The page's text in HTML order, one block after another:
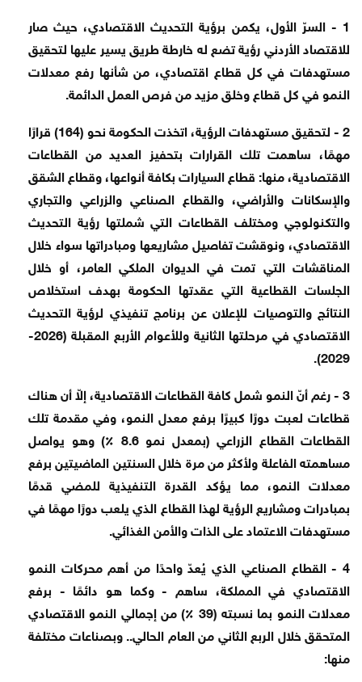
1 - السرّ الأول، يكمن برؤية التحديث الاقتصادي، حيث صار
للاقتصاد الأردني رؤية تضع له خارطة طريق يسير عليها لتحقيق
مستهدفات في كل قطاع اقتصادي، من شأنها رفع معدلات
النمو في كل قطاع وخلق مزيد من فرص العمل الدائمة.
2 - لتحقيق مستهدفات الرؤية، اتخذت الحكومة نحو (164) قرارًا
مهمًا، ساهمت تلك القرارات بتحفيز العديد من القطاعات
الاقتصادية، منها: قطاع السيارات بكافة أنواعها، وقطاع الشقق
والإسكانات والأراضي، والقطاع الصناعي والزراعي والتجاري
والتكنولوجي ومختلف القطاعات التي شملتها رؤية التحديث
الاقتصادي، ونوقشت تفاصيل مشاريعها ومبادراتها سواء خلال
المناقشات التي تمت في الديوان الملكي العامر، أو خلال
الجلسات القطاعية التي عقدتها الحكومة بهدف استخلاص
النتائج والتوصيات للإعلان عن برنامج تنفيذي لرؤية التحديث
الاقتصادي في مرحلتها الثانية وللأعوام الأربع المقبلة (2026-
2029).
3 - رغم أنّ النمو شمل كافة القطاعات الاقتصادية، إلاّ أن هناك
قطاعات لعبت دورًا كبيرًا برفع معدل النمو، وفي مقدمة تلك
القطاعات القطاع الزراعي (بمعدل نمو 8.6 ٪) وهو يواصل
مساهمته الفاعلة ولأكثر من مرة خلال السنتين الماضيتين برفع
معدلات النمو، مما يؤكد القدرة التنفيذية للمضي قدمًا
بمبادرات ومشاريع الرؤية لهذا القطاع الذي يلعب دورًا مهمًا في
مستهدفات الاعتماد على الذات والأمن الغذائي.
4 - القطاع الصناعي الذي يُعدّ واحدًا من أهم محركات النمو
الاقتصادي في المملكة، ساهم - وكما هو دائمًا - برفع
معدلات النمو بما نسبته (39 ٪) من إجمالي النمو الاقتصادي
المتحقق خلال الربع الثاني من العام الحالي.. وبصناعات مختلفة
منها: